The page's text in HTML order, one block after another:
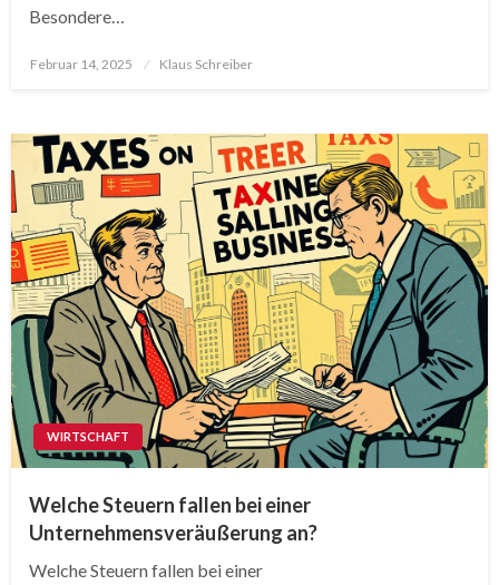
Besondere…
Posted
Februar 14, 2025 Klaus Schreiber
WIRTSCHAFT
Welche Steuern fallen bei einer
Unternehmensveräußerung an?
Welche Steuern fallen bei einer